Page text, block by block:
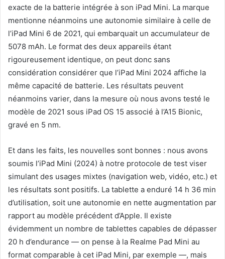
exacte de la batterie intégrée à son iPad Mini. La marque
mentionne néanmoins une autonomie similaire à celle de
l’iPad Mini 6 de 2021, qui embarquait un accumulateur de
5078 mAh. Le format des deux appareils étant
rigoureusement identique, on peut donc sans
considération considérer que l’iPad Mini 2024 affiche la
même capacité de batterie. Les résultats peuvent
néanmoins varier, dans la mesure où nous avons testé le
modèle de 2021 sous iPad OS 15 associé à l’A15 Bionic,
gravé en 5 nm.
Et dans les faits, les nouvelles sont bonnes : nous avons
soumis l’iPad Mini (2024) à notre protocole de test viser
simulant des usages mixtes (navigation web, vidéo, etc.) et
les résultats sont positifs. La tablette a enduré 14 h 36 min
d’utilisation, soit une autonomie en nette augmentation par
rapport au modèle précédent d’Apple. Il existe
évidemment un nombre de tablettes capables de dépasser
20 h d’endurance — on pense à la Realme Pad Mini au
format comparable à cet iPad Mini, par exemple —, mais